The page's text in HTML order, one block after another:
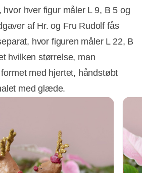
hver figur måler L 9, B 5 og
af Hr. og Fru Rudolf fås
hvor figuren måler L 22, B
hvilken størrelse, man
med hjertet, håndstøbt
med glæde.